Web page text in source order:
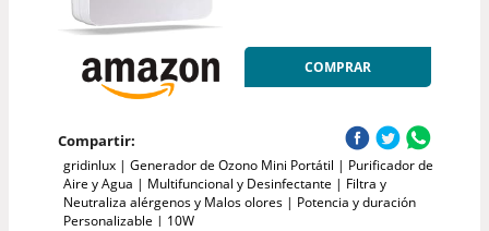
COMPRAR
Compartir:
gridinlux | Generador de Ozono Mini Portátil | Purificador de
Aire y Agua | Multifuncional y Desinfectante | Filtra y
Neutraliza alérgenos y Malos olores | Potencia y duración
Personalizable | 10W